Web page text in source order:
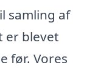
samling af
er blevet
før. Vores